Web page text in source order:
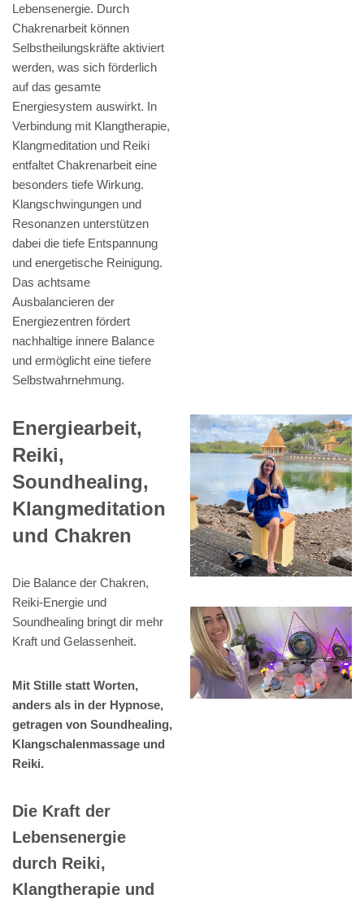
Lebensenergie. Durch
Chakrenarbeit können
Selbstheilungskräfte aktiviert
werden, was sich förderlich
auf das gesamte
Energiesystem auswirkt. In
Verbindung mit Klangtherapie,
Klangmeditation und Reiki
entfaltet Chakrenarbeit eine
besonders tiefe Wirkung.
Klangschwingungen und
Resonanzen unterstützen
dabei die tiefe Entspannung
und energetische Reinigung.
Das achtsame
Ausbalancieren der
Energiezentren fördert
nachhaltige innere Balance
und ermöglicht eine tiefere
Selbstwahrnehmung.
Energiearbeit,
Reiki,
Soundhealing,
Klangmeditation
und Chakren
Die Balance der Chakren,
Reiki-Energie und
Soundhealing bringt dir mehr
Kraft und Gelassenheit.
Mit Stille statt Worten,
anders als in der Hypnose,
getragen von Soundhealing,
Klangschalenmassage und
Reiki.
Die Kraft der
Lebensenergie
durch Reiki,
Klangtherapie und